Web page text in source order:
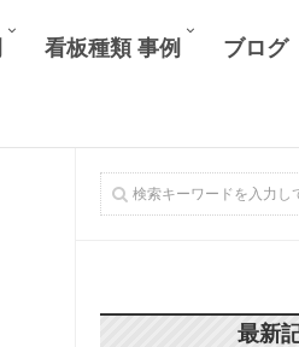
看板種類 事例 ブログ
最新